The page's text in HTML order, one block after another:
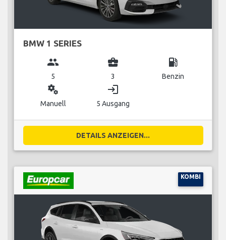
BMW 1 SERIES
group
5
business_center
3
local_gas_station
Benzin
miscellaneous_services
Manuell
login
5 Ausgang
DETAILS ANZEIGEN...
KOMBI